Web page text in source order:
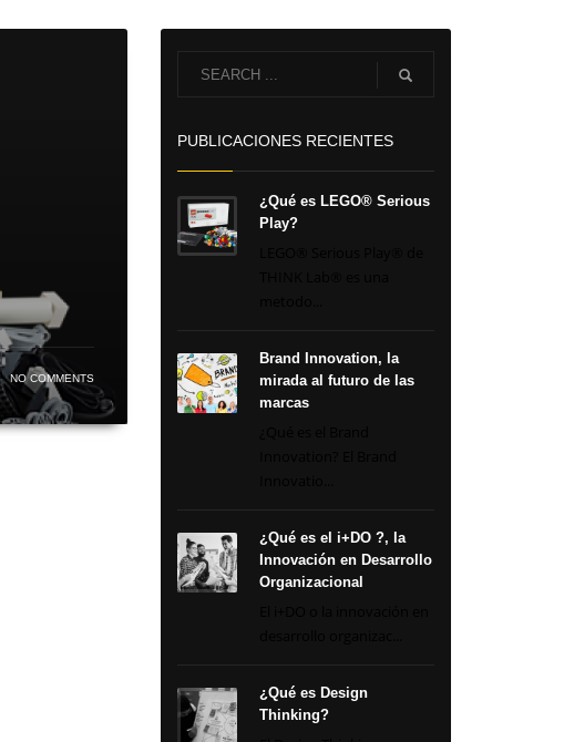
NO COMMENTS
PUBLICACIONES RECIENTES
¿Qué es LEGO® Serious
Play?
Brand Innovation, la
mirada al futuro de las
marcas
¿Qué es el i+DO ?, la
Innovación en Desarrollo
Organizacional
¿Qué es Design
Thinking?